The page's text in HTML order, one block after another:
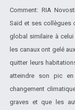
Comment: RIA
Saïd et ses collègues
global similaire à
les canaux ont gelé
quitter leurs
atteindre son pic
changement
graves et que les